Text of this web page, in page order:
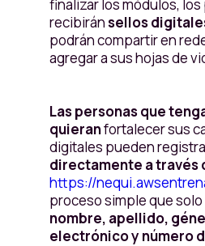
finalizar los módulos,
recibiránsellos
podrán compartir en
agregar a sus hojas de
Las personas que
quieranfortalecer sus
digitales pueden
directamente a través
https://
proceso simple que
nombre, apellido,
electrónico y número